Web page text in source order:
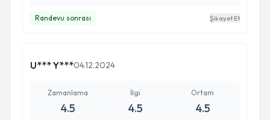
Randevu sonrası Şikayet Et
U*** Y***04.12.2024
Zamanlama
4.5
İlgi
4.5
Ortam
4.5